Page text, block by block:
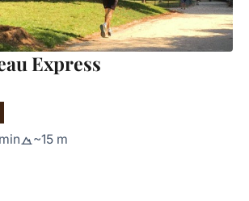
Express
~15 m